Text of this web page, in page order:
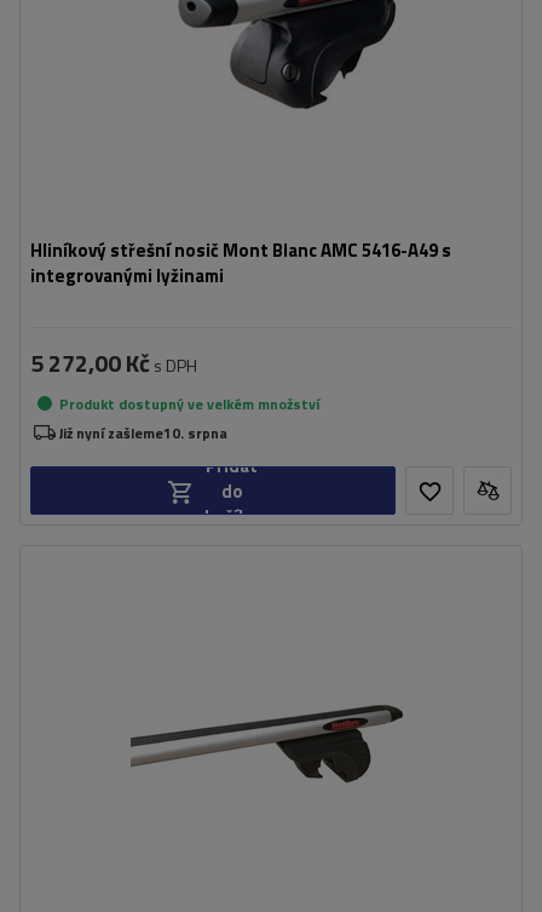
Hliníkový střešní nosič Mont Blanc AMC 5416-A49 s
integrovanými lyžinami
5 272,00 Kč s DPH
Produkt dostupný ve velkém množství
Již nyní zašleme10. srpna
Přidat
do
košíku